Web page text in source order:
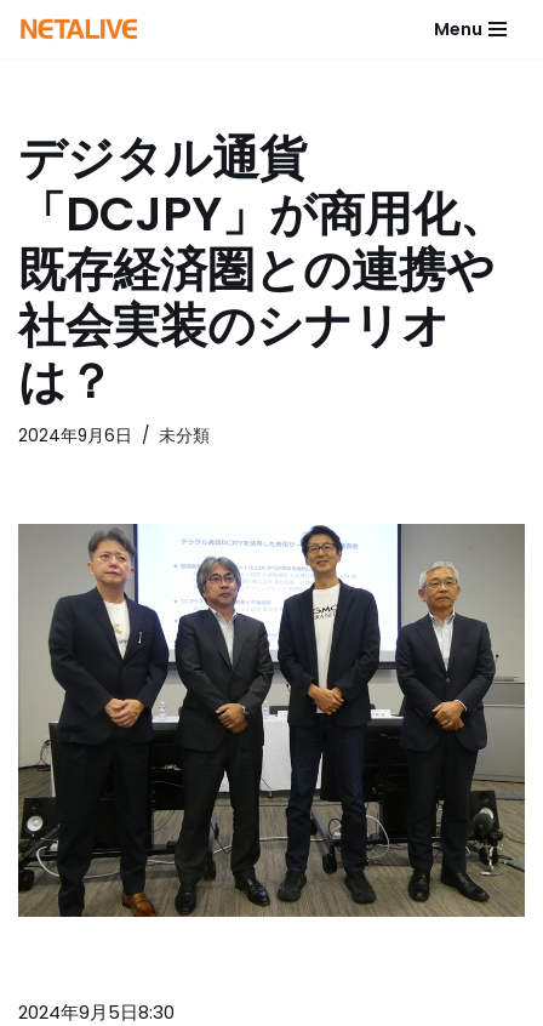
ン
ツ
キ
ッ
プ
Menu
デジタル通貨
「DCJPY」が商用化、
既存経済圏との連携や
社会実装のシナリオ
は？
2024年9月6日 未分類
2024年9月5日8:30